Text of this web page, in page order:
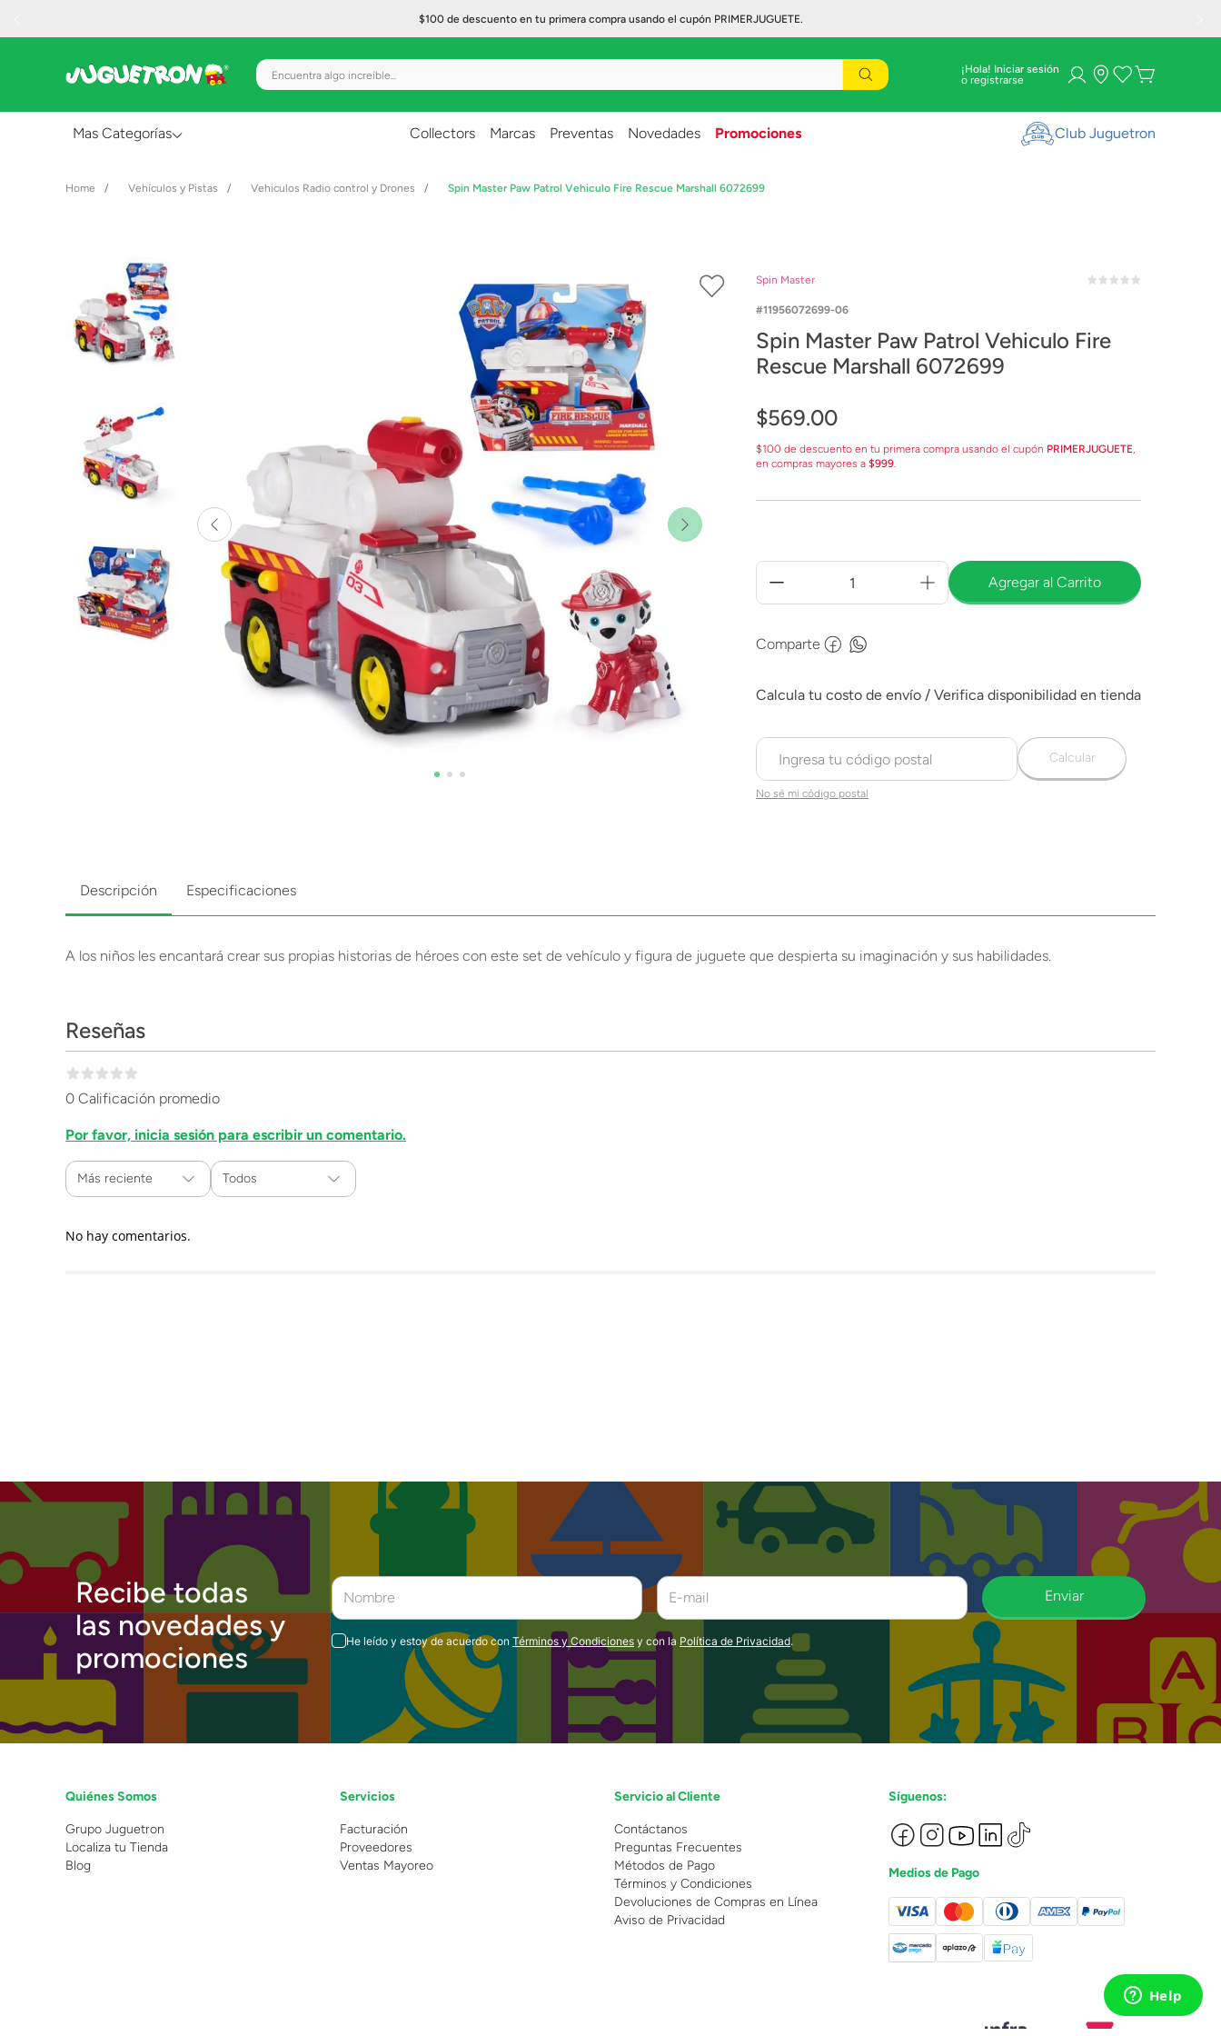
$100 de descuento en tu primera compra usando el cupón PRIMERJUGUETE.
Encuentra algo increíble... ¡Hola! Iniciar sesión
Mas Categorías
Creatividad y Arte
Figuras de Acción
Gadgets y Electrónicos
Lanzadores
Muñecas
Construcción
Vehículos y Pistas
Collectors Marcas Preventas Novedades Promociones Club Juguetron
Vehículos y Pistas Vehiculos Radio control y Drones Spin Master Paw Patrol Vehiculo Fire Rescue Marshall 6072699
Spin Master
11956072699-06
Spin Master Paw Patrol Vehiculo Fire
Rescue Marshall 6072699
$569.00
$100 de descuento en tu primera compra usando el cupón PRIMERJUGUETE,
en compras mayores a $999.
Agregar al Carrito
Comparte
No sé mi código postal
Calcular
Descripción Especificaciones
A los niños les encantará crear sus propias historias de héroes con este set de vehículo y figura de juguete que despierta su imaginación y sus habilidades.
Reseñas
0 Calificación promedio
Por favor, inicia sesión para escribir un comentario.
Más reciente Todos
No hay comentarios.
Recibe todas
las novedades y
promociones
Enviar
He leído y estoy de acuerdo con Términos y Condiciones y con la Política de Privacidad.
Quiénes Somos
Grupo Juguetron
Localiza tu Tienda
Blog
Servicios
Facturación
Proveedores
Ventas Mayoreo
Servicio al Cliente
Contáctanos
Preguntas Frecuentes
Métodos de Pago
Términos y Condiciones
Devoluciones de Compras en Línea
Aviso de Privacidad
Síguenos:
Medios de Pago